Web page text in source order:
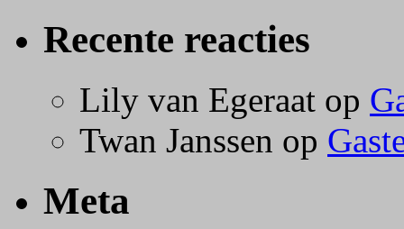
Recente reacties
Lily van Egeraat op
Twan Janssen op
Meta